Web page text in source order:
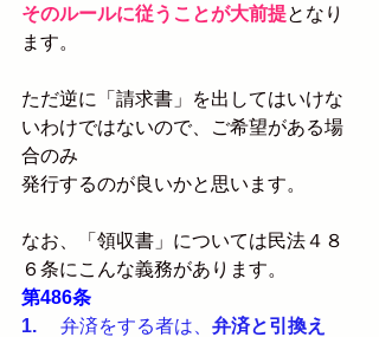
そのルールに従うことが大前提となり
ます。
ただ逆に「請求書」を出してはいけな
いわけではないので、ご希望がある場
合のみ
発行するのが良いかと思います。
なお、「領収書」については民法４８
６条にこんな義務があります。
第486条
1.
    弁済をする者は、
弁済と引換え